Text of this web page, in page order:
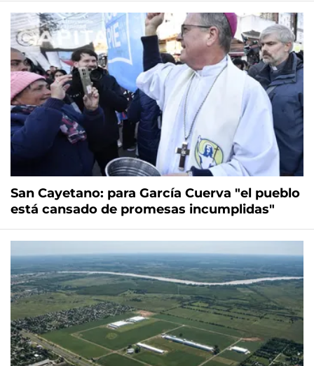
San Cayetano: para García Cuerva "el pueblo
está cansado de promesas incumplidas"